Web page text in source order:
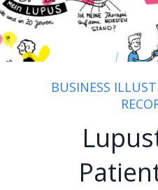
BUSINESS